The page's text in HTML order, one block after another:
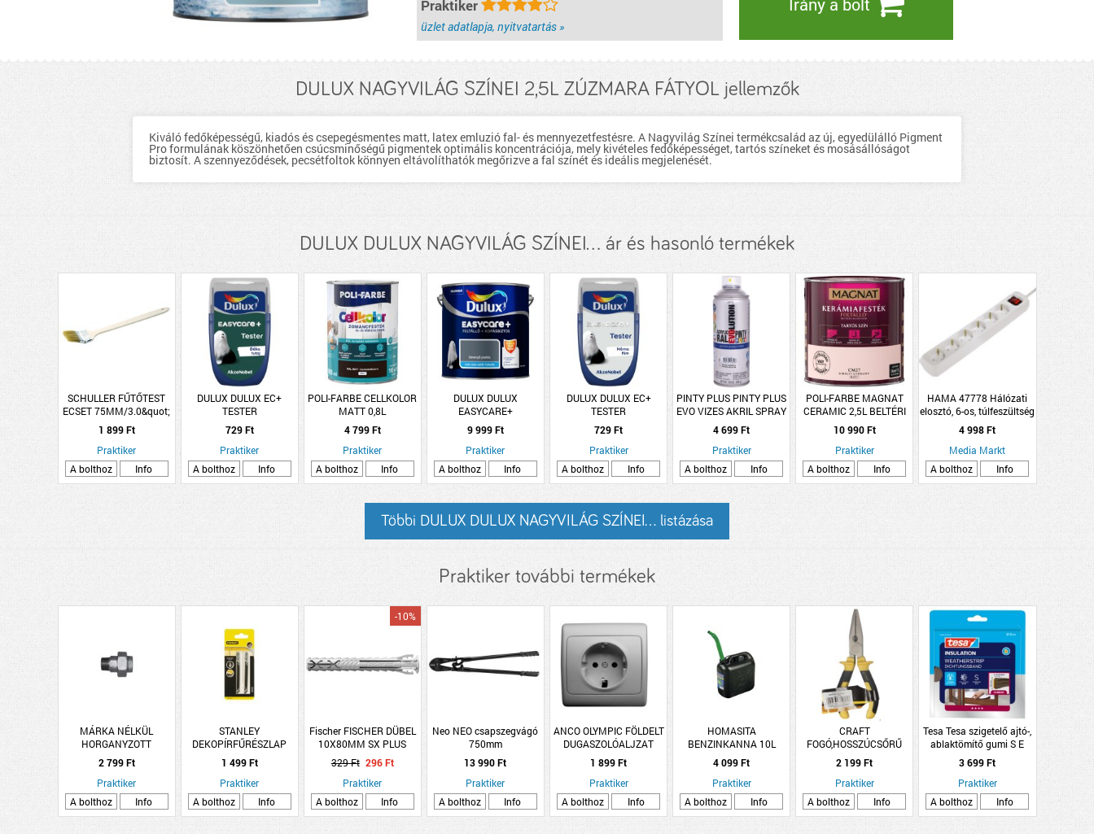
Praktiker
üzlet adatlapja, nyitvatartás »
DULUX NAGYVILÁG SZÍNEI 2,5L ZÚZMARA FÁTYOL jellemzők
Kiváló fedőképességű, kiadós és csepegésmentes matt, latex emluzió fal- és mennyezetfestésre. A Nagyvilág Színei termékcsalád az új, egyedülálló Pigment
Pro formulának köszönhetően csúcsminőségű pigmentek optimális koncentrációja, mely kivételes fedőképességet, tartós színeket és mosásállóságot
biztosít. A szennyeződések, pecsétfoltok könnyen eltávolíthatók megőrizve a fal színét és ideális megjelenését.
DULUX DULUX NAGYVILÁG SZÍNEI... ár és hasonló termékek
SCHULLER FŰTŐTEST
ECSET 75MM/3.0&quot;
VILÁGOS SÖRTE KÍNAI
IMP
1 899 Ft
Praktiker
A bolthoz
Info
DULUX DULUX EC+
TESTER
FOLTÁLLÓ+KOPÁSBIZTOS
BELTÉRI FALFESTÉK
30ML BÉKA TUTAJ
729 Ft
Praktiker
A bolthoz
Info
POLI-FARBE CELLKOLOR
MATT 0,8L
CSOKOLÁDÉBARNA
4 799 Ft
Praktiker
A bolthoz
Info
DULUX DULUX
EASYCARE+
FOLTÁLLÓ+KOPÁSBIZTOS
BELTÉRI FALFESTÉK 2,5L
DERENGŐ PADLÁS
9 999 Ft
Praktiker
A bolthoz
Info
DULUX DULUX EC+
TESTER
FOLTÁLLÓ+KOPÁSBIZTOS
BELTÉRI FALFESTÉK
30ML NÉMA FILM
729 Ft
Praktiker
A bolthoz
Info
PINTY PLUS PINTY PLUS
EVO VIZES AKRIL SPRAY
LAKK 400ML FÉNYES
4 699 Ft
Praktiker
A bolthoz
Info
POLI-FARBE MAGNAT
CERAMIC 2,5L BELTÉRI
FALFESTÉK KIRÁLYI
GYÉMÁNT CM27
10 990 Ft
Praktiker
A bolthoz
Info
HAMA 47778 Hálózati
elosztó, 6-os, túlfeszültség
ellen védett, kapcsolós,
fehér, 1,4m
4 998 Ft
Media Markt
A bolthoz
Info
Többi DULUX DULUX NAGYVILÁG SZÍNEI... listázása
Praktiker további termékek
MÁRKA NÉLKÜL
HORGANYZOTT
HOLLANDI 3/4&quot; KB
2 799 Ft
Praktiker
A bolthoz
Info
STANLEY
DEKOPÍRFŰRÉSZLAP
FA/FINOM HCS T
1 499 Ft
Praktiker
A bolthoz
Info
Fischer FISCHER DÜBEL
10X80MM SX PLUS
-10%
329 Ft 296 Ft
Praktiker
A bolthoz
Info
Neo NEO csapszegvágó
750mm
13 990 Ft
Praktiker
A bolthoz
Info
ANCO OLYMPIC FÖLDELT
DUGASZOLÓALJZAT
GYERMEKVÉDELEMMEL,
SSZÜRKE (277035)
1 899 Ft
Praktiker
A bolthoz
Info
HOMASITA
BENZINKANNA 10L
MŰANYAG
4 099 Ft
Praktiker
A bolthoz
Info
CRAFT
FOGÓ,HOSSZÚCSŐRŰ
160MM
2 199 Ft
Praktiker
A bolthoz
Info
Tesa Tesa szigetelő ajtó-,
ablaktömítő gumi S E
profil 6mx9mmx4mm
barna
3 699 Ft
Praktiker
A bolthoz
Info